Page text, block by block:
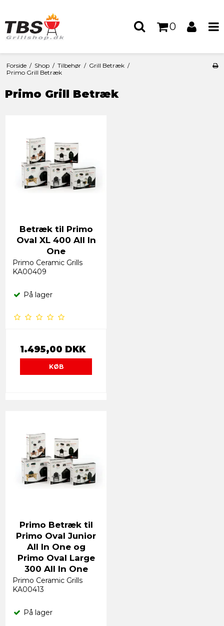
0
Forside / Shop / Tilbehør / Grill Betræk /
Primo Grill Betræk
Primo Grill Betræk
Betræk til Primo
Oval XL 400 All In
One
Primo Ceramic Grills
KA00409
På lager
1.495,00 DKK
KØB
Primo Betræk til
Primo Oval Junior
All In One og
Primo Oval Large
300 All In One
Primo Ceramic Grills
KA00413
På lager